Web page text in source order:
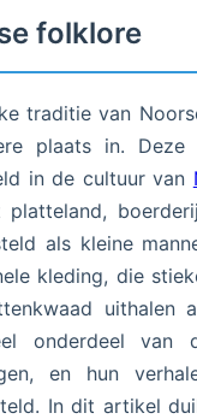
folklore
traditie van
plaats in. Deze
in de cultuur van
platteland,
als kleine
kleding, die
uithalen
onderdeel
en hun
In dit artikel